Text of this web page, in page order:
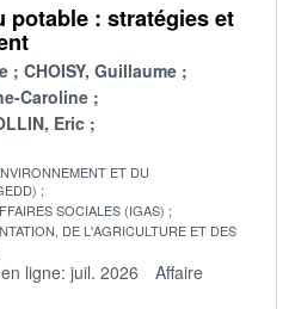
potable : stratégies et
CHOISY, Guillaume
Caroline
Eric
ET DU
SOCIALES (IGAS)
DE L'AGRICULTURE ET DES
ligne: juil. 2026
Affaire